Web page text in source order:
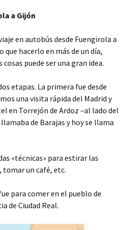
a Gijón
en autobús desde Fuengirola a
hacerlo en más de un día,
puede ser una gran idea.
etapas. La primera fue desde
una visita rápida del Madrid y
en Torrejón de Ardoz –al lado del
de Barajas y hoy se llama
«técnicas» para estirar las
tomar un café, etc.
para comer en el pueblo de
de Ciudad Real.